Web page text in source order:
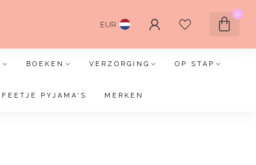
EUR
0
BOEKEN VERZORGING OP STAP
FEETJE PYJAMA'S MERKEN